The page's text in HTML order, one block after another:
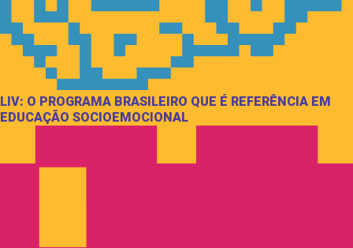
LIV: O PROGRAMA BRASILEIRO QUE É REFERÊNCIA EM
EDUCAÇÃO SOCIOEMOCIONAL